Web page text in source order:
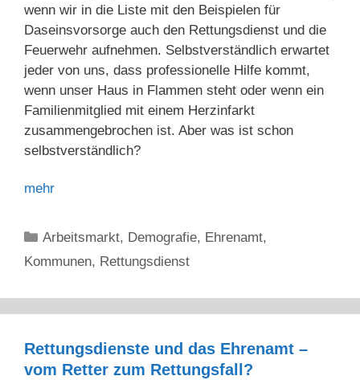
wenn wir in die Liste mit den Beispielen für
Daseinsvorsorge auch den Rettungsdienst und die
Feuerwehr aufnehmen. Selbstverständlich erwartet
jeder von uns, dass professionelle Hilfe kommt,
wenn unser Haus in Flammen steht oder wenn ein
Familienmitglied mit einem Herzinfarkt
zusammengebrochen ist. Aber was ist schon
selbstverständlich?
mehr
Kategorien
Arbeitsmarkt, Demografie, Ehrenamt,
Kommunen, Rettungsdienst
Rettungsdienste und das Ehrenamt –
vom Retter zum Rettungsfall?